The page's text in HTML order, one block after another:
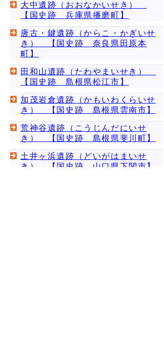
大中遺跡（おおなかいせき）
【国史跡 兵庫県播磨町】
唐古・鍵遺跡（からこ・かぎいせ
き） 【国史跡 奈良県田原本
町】
田和山遺跡（たわやまいせき）
【国史跡 島根県松江市】
加茂岩倉遺跡（かもいわくらいせ
き） 【国史跡 島根県雲南市】
荒神谷遺跡（こうじんだにいせ
き） 【国史跡 島根県斐川町】
土井ヶ浜遺跡（どいがはまいせ
き） 【国史跡 山口県下関市】